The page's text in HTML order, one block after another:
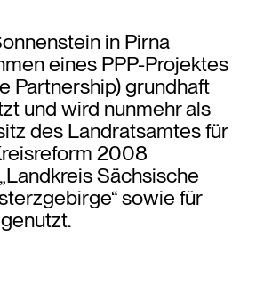
in Pirna
eines PPP-Projektes
Partnership) grundhaft
und wird nunmehr als
des Landratsamtes für
2008
Sächsische
sowie für